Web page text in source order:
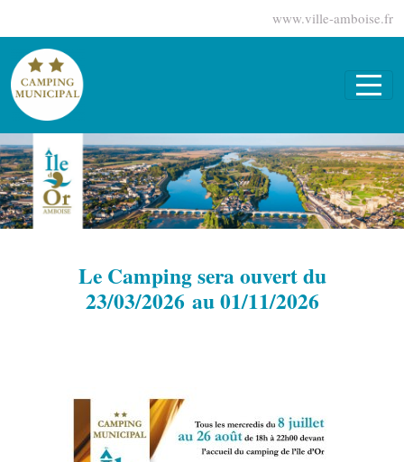
www.ville-amboise.fr
Le Camping sera ouvert du
23/03/2026 au 01/11/2026